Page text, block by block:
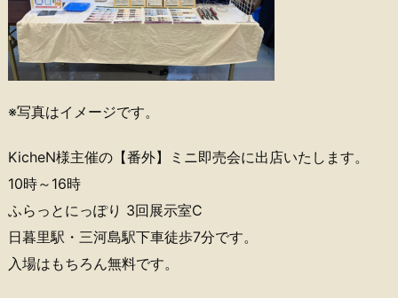
※写真はイメージです。
KicheN様主催の【番外】ミニ即売会に出店いたします。
10時～16時
ふらっとにっぽり 3回展示室C
日暮里駅・三河島駅下車徒歩7分です。
入場はもちろん無料です。